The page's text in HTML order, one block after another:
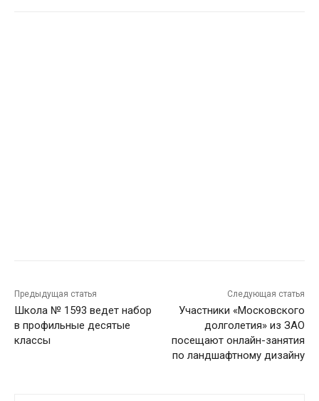
Предыдущая статья
Школа № 1593 ведет набор
в профильные десятые
классы
Следующая статья
Участники «Московского
долголетия» из ЗАО
посещают онлайн-занятия
по ландшафтному дизайну